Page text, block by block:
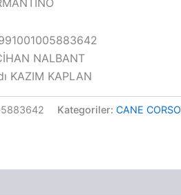
NALBANT
KAZIM KAPLAN
Kategoriler: CANE CORSO